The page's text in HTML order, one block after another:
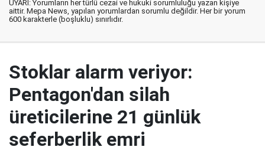
UYARI: Yorumların her türlü cezai ve hukuki sorumluluğu yazan kişiye
aittir. Mepa News, yapılan yorumlardan sorumlu değildir. Her bir yorum
600 karakterle (boşluklu) sınırlıdır.
Stoklar alarm veriyor:
Pentagon'dan silah
üreticilerine 21 günlük
seferberlik emri